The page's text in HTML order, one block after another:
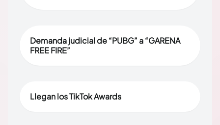
Demanda judicial de “PUBG” a “GARENA
FREE FIRE”
Llegan los TikTok Awards